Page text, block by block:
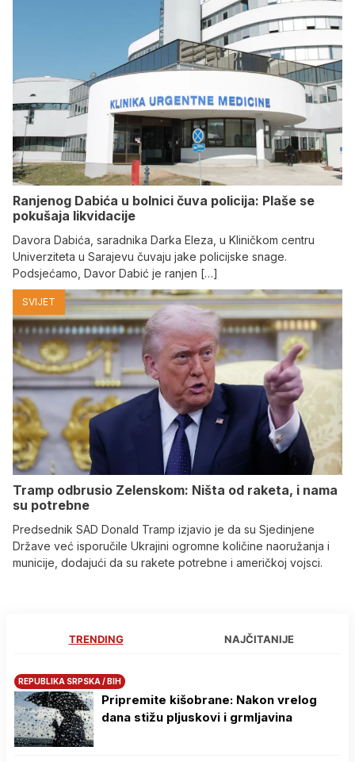
Ranjenog Dabića u bolnici čuva policija: Plaše se
pokušaja likvidacije
Davora Dabića, saradnika Darka Eleza, u Kliničkom centru
Univerziteta u Sarajevu čuvaju jake policijske snage.
Podsjećamo, Davor Dabić je ranjen […]
SVIJET
Tramp odbrusio Zelenskom: Ništa od raketa, i nama
su potrebne
Predsednik SAD Donald Tramp izjavio je da su Sjedinjene
Države već isporučile Ukrajini ogromne količine naoružanja i
municije, dodajući da su rakete potrebne i američkoj vojsci.
TRENDING NAJČITANIJE
REPUBLIKA SRPSKA / BIH
Pripremite kišobrane: Nakon vrelog
dana stižu pljuskovi i grmljavina